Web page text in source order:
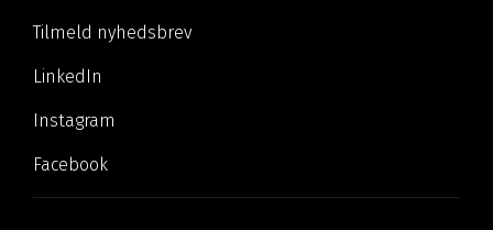
Tilmeld nyhedsbrev
LinkedIn
Instagram
Facebook